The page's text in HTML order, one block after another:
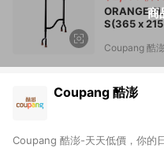
商
ORANGE
S(365 x 215
Coupang 酷
Coupang 酷澎
Coupang 酷澎-天天低價，你的